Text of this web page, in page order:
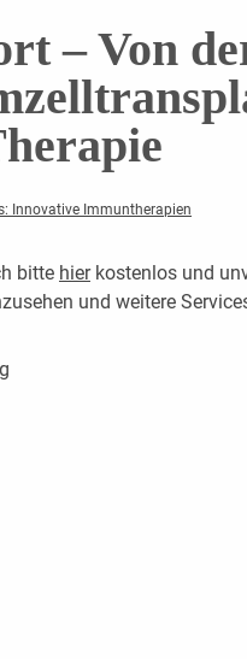
– Von
Innovative Immuntherapien
bitte hierkostenlos und
und weitere